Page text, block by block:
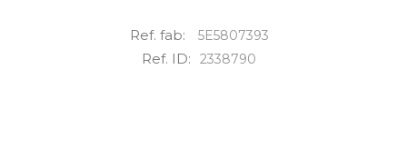
Ref. fab: 5E5807393
Ref. ID: 2338790